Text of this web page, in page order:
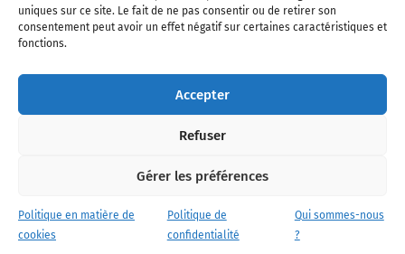
uniques sur ce site. Le fait de ne pas consentir ou de retirer son
consentement peut avoir un effet négatif sur certaines caractéristiques et
fonctions.
Accepter
Refuser
Gérer les préférences
Politique en matière de
cookies
Politique de
confidentialité
Qui sommes-nous
?
l'industrie aéronautique, l'aviation commerciale, l'aviation d'affaires, les
civils, l'aéronautique de défense et l'industrie spatiale. Toute reproduction,
interdite sans autorisation écrite spécifique du Journal de l’Aviation.